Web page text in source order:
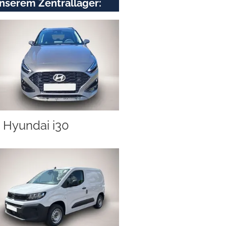
Zentrallager:
Hyundai i30